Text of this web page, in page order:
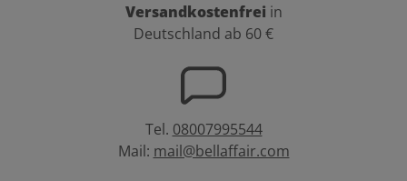
Versandkostenfrei in
Deutschland ab 60 €
Tel. 08007995544
Mail: mail@bellaffair.com